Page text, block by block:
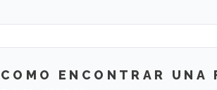
COMO ENCONTRAR UNA